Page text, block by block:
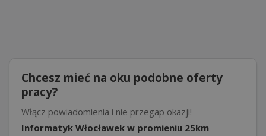
Chcesz mieć na oku podobne oferty
pracy?
Włącz powiadomienia i nie przegap okazji!
Informatyk Włocławek w promieniu 25km